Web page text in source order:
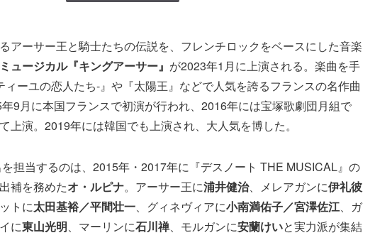
アーサー王と騎士たちの伝説を、フレンチロックをベースにした音楽
ミュージカル『キングアーサー』 が2023年1月に上演される。楽曲を手
ーユの恋人たち-』や『太陽王』などで人気を誇るフランスの名作曲
9月に本国フランスで初演が行われ、2016年には宝塚歌劇団月組で
上演。2019年には韓国でも上演され、大人気を博した。
担当するのは、2015年・2017年に『デスノート THE MUSICAL』の
補を務めたオ・ルピナ。アーサー王に浦井健治、メレアガンに伊礼彼
トに太田基裕／平間壮一、グィネヴィアに小南満佑子／宮澤佐江、ガ
に東山光明、マーリンに石川禅、モルガンに安蘭けいと実力派が集結